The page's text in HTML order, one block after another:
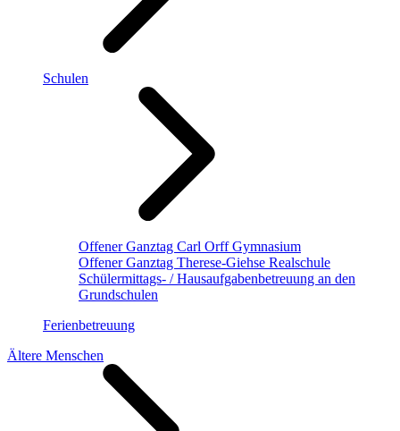
Schulen
Offener Ganztag Carl Orff Gymnasium
Offener Ganztag Therese-Giehse Realschule
Schülermittags- / Hausaufgabenbetreuung an den
Grundschulen
Ferienbetreuung
Ältere Menschen